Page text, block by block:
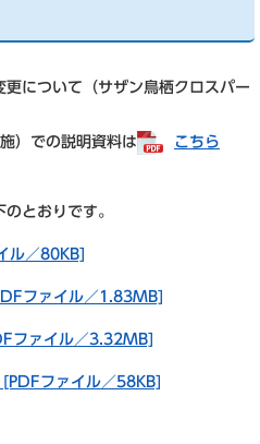
について（サザン鳥栖クロスパー
）での説明資料は
こちら
とおりです。
ル／80KB]
ファイル／1.83MB]
ファイル／3.32MB]
ファイル／58KB]